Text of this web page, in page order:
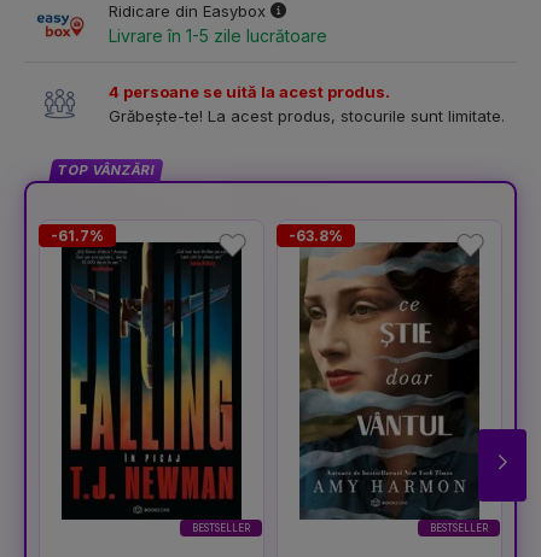
Ridicare din Easybox
Livrare în 1-5 zile lucrătoare
4 persoane se uită la acest produs.
Grăbește-te! La acest produs, stocurile sunt limitate.
TOP VÂNZĂRI
BESTSELLER
-61.7%
BESTSELLER
-63.8%